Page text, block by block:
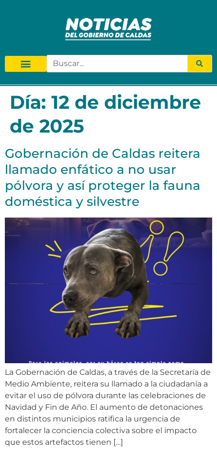
Día: 12 de diciembre
de 2025
Gobernación de Caldas reitera
llamado enfático a no usar
pólvora y así proteger la fauna
doméstica y silvestre
La Gobernación de Caldas, a través de la Secretaría de
Medio Ambiente, reitera su llamado a la ciudadanía a
evitar el uso de pólvora durante las celebraciones de
Navidad y Fin de Año. El aumento de detonaciones
en distintos municipios ratifica la urgencia de
fortalecer la conciencia colectiva sobre el impacto
que estos artefactos tienen […]